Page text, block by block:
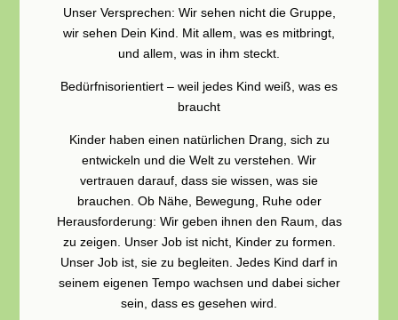
Unser Versprechen: Wir sehen nicht die Gruppe,
wir sehen Dein Kind. Mit allem, was es mitbringt,
und allem, was in ihm steckt.
Bedürfnisorientiert – weil jedes Kind weiß, was es
braucht
Kinder haben einen natürlichen Drang, sich zu
entwickeln und die Welt zu verstehen. Wir
vertrauen darauf, dass sie wissen, was sie
brauchen. Ob Nähe, Bewegung, Ruhe oder
Herausforderung: Wir geben ihnen den Raum, das
zu zeigen. Unser Job ist nicht, Kinder zu formen.
Unser Job ist, sie zu begleiten. Jedes Kind darf in
seinem eigenen Tempo wachsen und dabei sicher
sein, dass es gesehen wird.